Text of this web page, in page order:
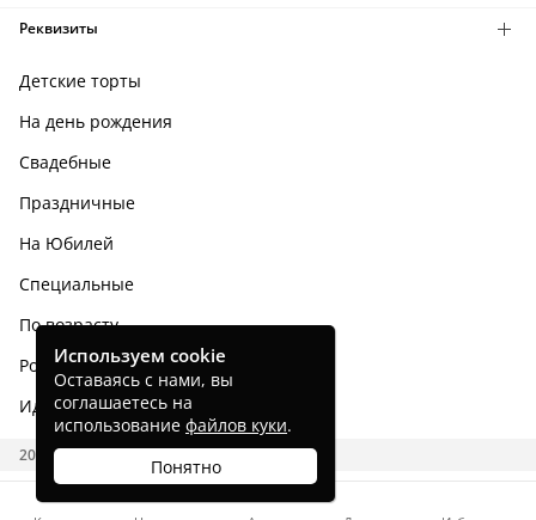
Реквизиты
Детские торты
На день рождения
Свадебные
Праздничные
На Юбилей
Специальные
По возрасту
Родным и близким
Идеи тортов
2026 CAKES.RU
Используем cookie
Оставаясь с нами, вы
соглашаетесь на
использование файлов куки.
Понятно